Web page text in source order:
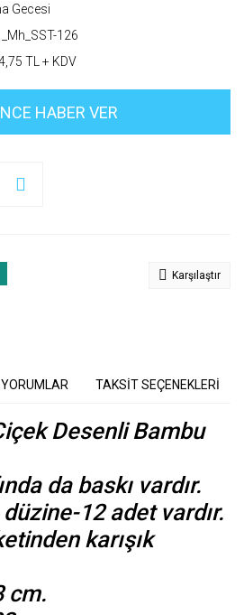
Gecesi
126
TL + KDV
HABER VER
Karşılaştır
YORUMLAR TAKSİT SEÇENEKLERİ
Desenli Bambu
da baskı vardır.
12 adet vardır.
karışık
cm.